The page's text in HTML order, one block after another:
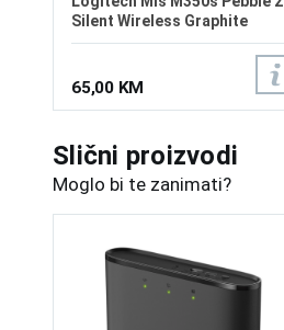
Silent Wireless Graphite
65,00 KM
Slični proizvodi
Moglo bi te zanimati?